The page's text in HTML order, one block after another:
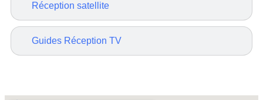
Réception satellite
Guides Réception TV